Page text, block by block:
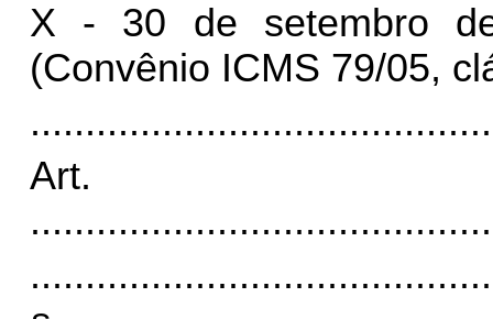
X - 30 de setembro
(Convênio ICMS 79/05,